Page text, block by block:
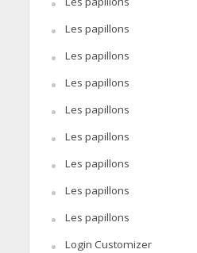
Les papillons
Les papillons
Les papillons
Les papillons
Les papillons
Les papillons
Les papillons
Les papillons
Login Customizer